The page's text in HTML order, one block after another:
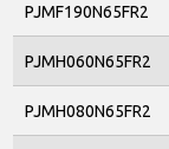
PJMF190N65FR2
PJMH060N65FR2
PJMH080N65FR2